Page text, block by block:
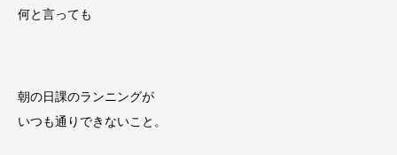
何と言っても
朝の日課のランニングが
いつも通りできないこと。